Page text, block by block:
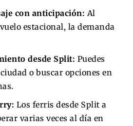
con anticipación: Al
estacional, la demanda
desde Split: Puedes
o buscar opciones en
Los ferris desde Split a
varias veces al día en